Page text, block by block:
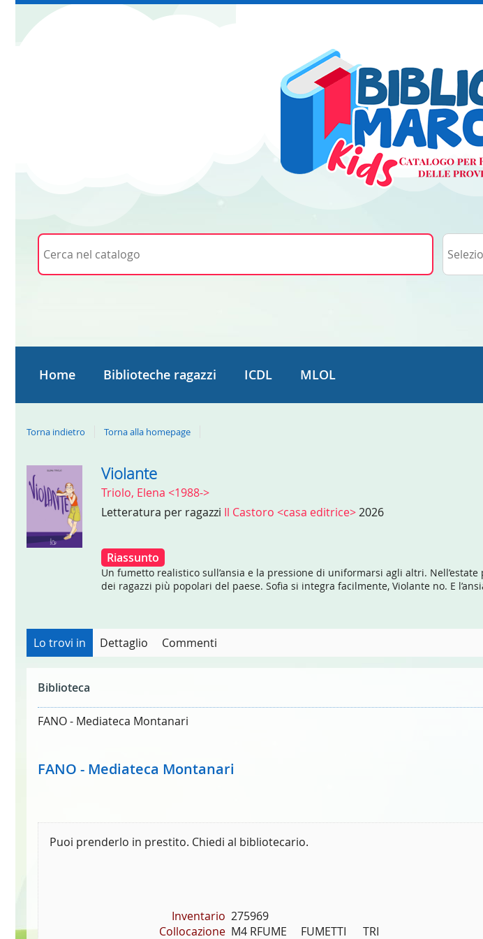
Cerca su "Cerca nel catalogo"
Home Biblioteche ragazzi ICDL MLOL
Torna indietro Torna alla homepage
Dettaglio
del
documento
Violante
Triolo, Elena <1988->
Letteratura per ragazzi Il Castoro <casa editrice>2026
Riassunto
Un fumetto realistico sull’ansia e la pressione di uniformarsi agli altri.
dei ragazzi più popolari del paese. Sofia si integra facilmente, Violante no. E
Lo trovi in Dettaglio Commenti
Biblioteca
FANO - Mediateca Montanari
FANO - Mediateca Montanari
Puoi prenderlo in prestito. Chiedi al bibliotecario.
Inventario 275969
Collocazione M4 RFUME     FUMETTI      TRI